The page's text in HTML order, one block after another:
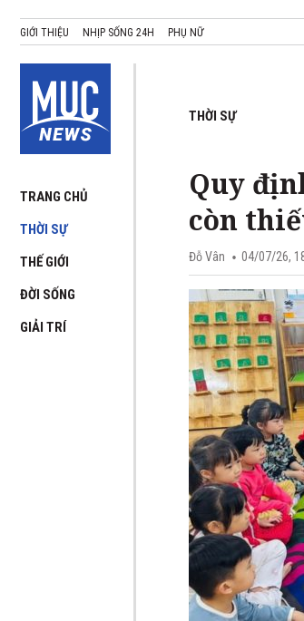
GIỚI THIỆU NHỊP SỐNG 24H PHỤ NỮ
TRANG CHỦ
THỜI SỰ
THẾ GIỚI
ĐỜI SỐNG
GIẢI TRÍ
THỜI SỰ
Quy
còn
Đỗ Vân 04/07/26,